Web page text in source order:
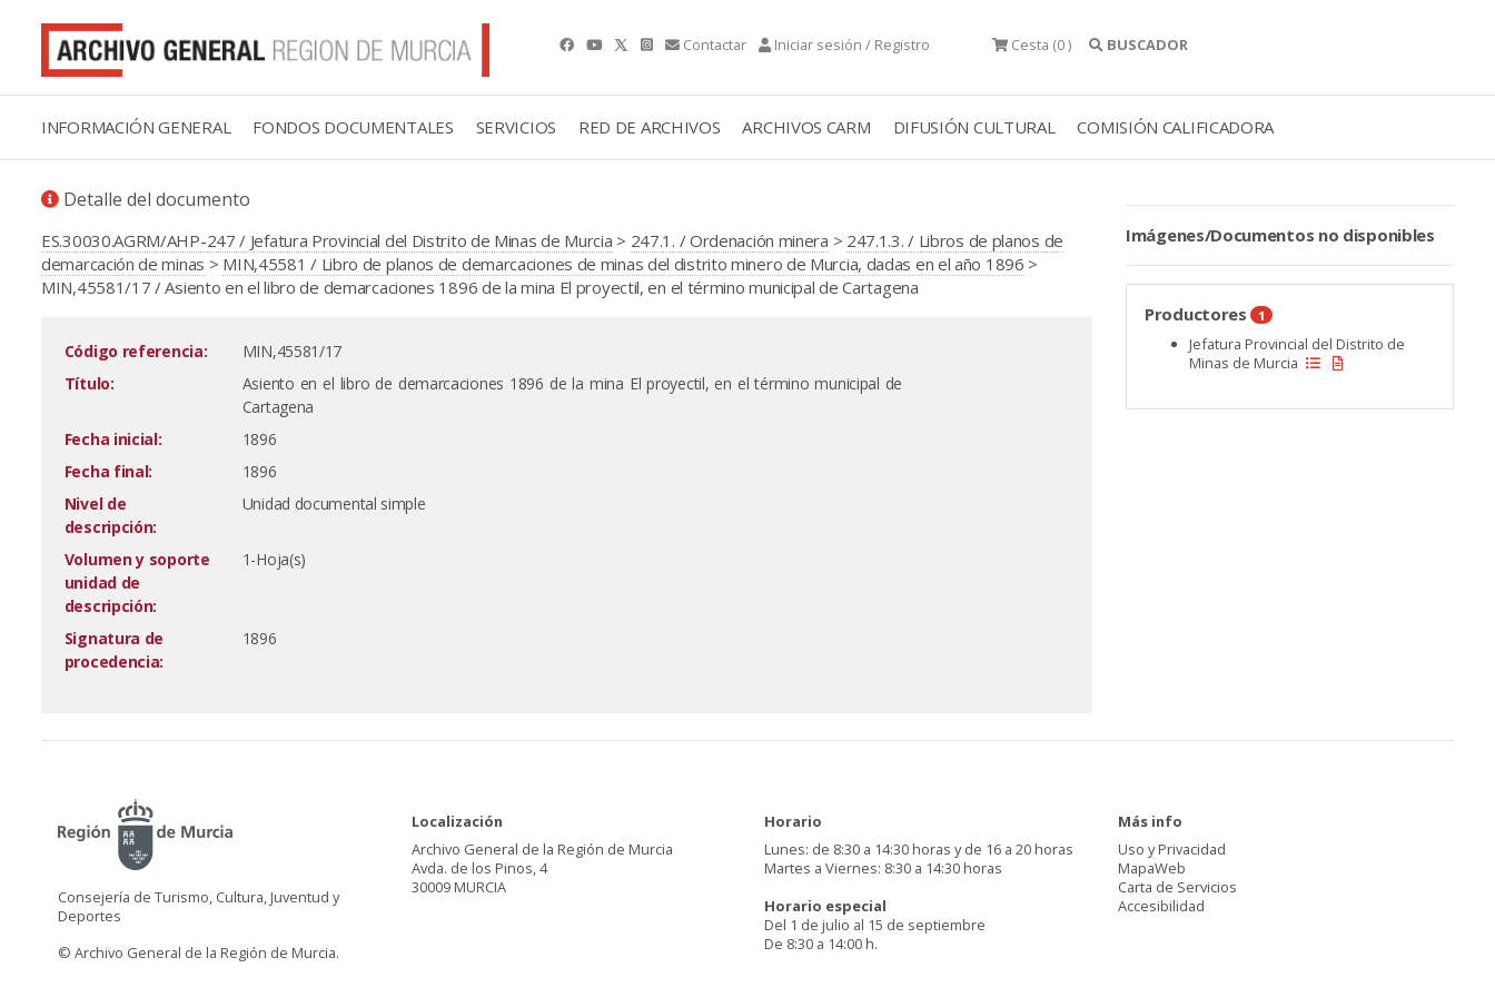
Contactar Iniciar sesión / Registro Cesta (0 ) BUSCADOR
INFORMACIÓN GENERAL FONDOS DOCUMENTALES SERVICIOS RED DE ARCHIVOS ARCHIVOS CARM DIFUSIÓN CULTURAL COMISIÓN CALIFICADORA
Detalle del documento
ES.30030.AGRM/AHP-247 / Jefatura Provincial del Distrito de Minas de Murcia > 247.1. / Ordenación minera > 247.1.3. / Libros de planos de
demarcación de minas > MIN,45581 / Libro de planos de demarcaciones de minas del distrito minero de Murcia, dadas en el año 1896 >
MIN,45581/17 / Asiento en el libro de demarcaciones 1896 de la mina El proyectil, en el término municipal de Cartagena
Código referencia:
MIN,45581/17
Título:
Asiento en el libro de demarcaciones 1896 de la mina El proyectil, en el término municipal de
Cartagena
Fecha inicial:
1896
Fecha final:
1896
Nivel de
descripción:
Unidad documental simple
Volumen y soporte
unidad de
descripción:
1-Hoja(s)
Signatura de
procedencia:
1896
Imágenes/Documentos no disponibles
Productores 1
Jefatura Provincial del Distrito de
Minas de Murcia
Consejería de Turismo, Cultura, Juventud y
Deportes
© Archivo General de la Región de Murcia.
Localización
Archivo General de la Región de Murcia
Avda. de los Pinos, 4
30009 MURCIA
Horario
Lunes: de 8:30 a 14:30 horas y de 16 a 20 horas
Martes a Viernes: 8:30 a 14:30 horas
Horario especial
Del 1 de julio al 15 de septiembre
De 8:30 a 14:00 h.
Más info
Uso y Privacidad
MapaWeb
Carta de Servicios
Accesibilidad